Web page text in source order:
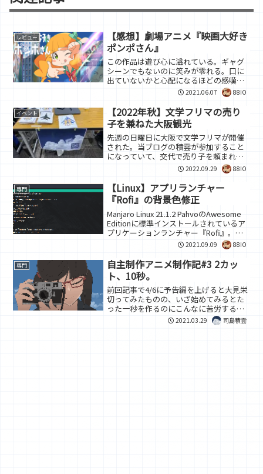
レビュー
【感想】劇場アニメ『映画大好き
ポンポさん』
この作品は遊び心に溢れている。ギャグ
シーンでもないのに笑みが零れる。口に
出ていないかと心配になるほどの感嘆を
覚えた。まず面白いのは場面繋ぎだ。映
画の撮影手法といったものに詳しくもな
いが、良い意味で既視感を覚える場面遷
移にはニヤニヤする。雨の...
2021.06.07 88IO
イベント
【2022年秋】文学フリマの売り
子を兼ねた大阪観光
先週の日曜日に大阪で文学フリマが開催
された。当ブログの積雲が参加すること
になっていて、交代で売り子を頼まれて
たので前日入りして大阪観光をすること
にした。交通費は新幹線代をケチって行
き帰りバスを使ったので往復6,000円程
度。女性優先なのは良...
2022.09.29 88IO
専門
【Linux】アプリランチャー
『Rofi』の背景色修正
Manjaro Linux 21.1.2 PahvoのAwesome
Editionに標準インストールされているア
プリケーションランチャー『Rofi』。あ
いまい検索によるファイルやアプリの絞
り込みが出来る便利ツールだ。これの背
景色が前回の更...
2021.09.09 88IO
専門
自主制作アニメ制作記#3 2カッ
ト、10秒。
前回記事で4/6に予告編を上げると大見栄
切ってみたものの、いざ始めてみるとた
った一秒を作るのにこんなに苦労すると
は。まあそれでも進捗は上がったので語
っていきます。とりあえず完成品はこち
2021.03.29 司島積雲